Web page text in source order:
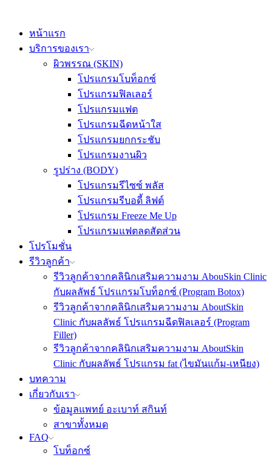
หน้าแรก
บริการของเรา
ผิวพรรณ (SKIN)
โปรแกรมโบท็อกซ์
โปรแกรมฟิลเลอร์
โปรแกรมแฟต
โปรแกรมฉีดหน้าใส
โปรแกรมยกกระชับ
โปรแกรมงานผิว
รูปร่าง (BODY)
โปรแกรมรีไซซ์ พลัส
โปรแกรมรีบอดี้ ลิฟต์
โปรแกรม Freeze Me Up
โปรแกรมแฟตลดสัดส่วน
โปรโมชั่น
รีวิวลูกค้า
รีวิวลูกค้าจากคลินิกเสริมความงาม AbouSkin Clinic
กับผลลัพธ์ โปรแกรมโบท็อกซ์ (Program Botox)
รีวิวลูกค้าจากคลินิกเสริมความงาม AboutSkin
Clinic กับผลลัพธ์ โปรแกรมฉีดฟิลเลอร์ (Program
Filler)
รีวิวลูกค้าจากคลินิกเสริมความงาม AboutSkin
Clinic กับผลลัพธ์ โปรแกรม fat (ไขมันแก้ม-เหนียง)
บทความ
เกี่ยวกับเรา
ข้อมูลแพทย์ อะเบาท์ สกินท์
สาขาทั้งหมด
FAQ
โบท็อกซ์